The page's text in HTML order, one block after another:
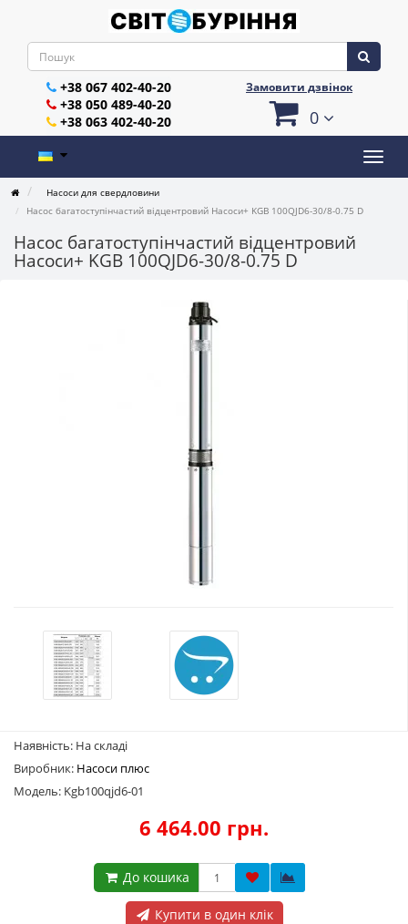
+38 067 402-40-20
+38 050 489-40-20
+38 063 402-40-20
Замовити дзвінок
0
Насоси для свердловини
Насос багатоступінчастий відцентровий Насоси+ KGB 100QJD6-30/8-0.75 D
Насос багатоступінчастий відцентровий
Насоси+ KGB 100QJD6-30/8-0.75 D
Наявність: На складі
Виробник: Насоси плюс
Модель: Kgb100qjd6-01
6 464.00 грн.
До кошика
Купити в один клік